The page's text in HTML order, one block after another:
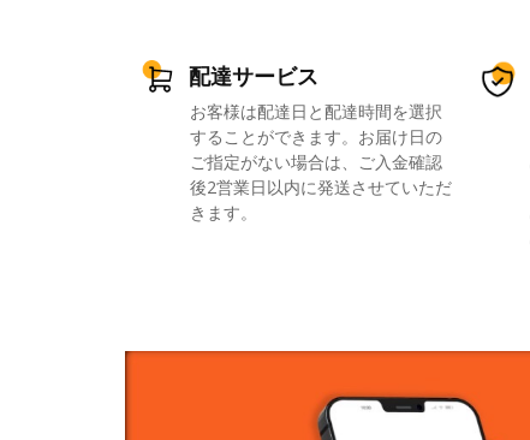
配達サービス
お客様は配達日と配達時間を選択
することができます。お届け日の
ご指定がない場合は、ご入金確認
後2営業日以内に発送させていただ
きます。